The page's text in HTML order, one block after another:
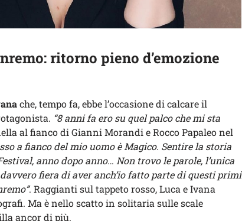
ritorno pieno d’emozione
che, tempo fa, ebbe l’occasione di calcare il
“8 anni fa ero su quel palco che mi sta
al fianco di Gianni Morandi e Rocco Papaleo nel
a fianco del mio uomo è Magico. Sentire la storia
anno dopo anno… Non trovo le parole, l’unica
fiera di aver anch’io fatto parte di questi primi
. Raggianti sul tappeto rosso, Luca e Ivana
Ma è nello scatto in solitaria sulle scale
ancor di più.